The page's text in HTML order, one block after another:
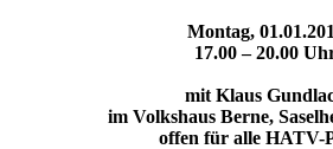
Montag,
17.00 – 20.00
mit Klaus
im Volkshaus Berne,
offen für alle HATV-